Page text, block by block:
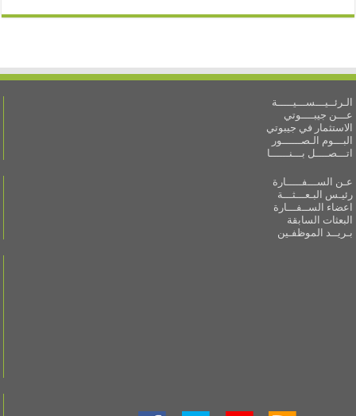
الـرئــيـــســـيـــــة
عـــن جيبــــوتي
الاستثمار في جيبوتي
البـــوم الـصــــــور
اتـــصــــل بـــنــــــا
عـن الســـفـــــارة
رئيـس البـعـــثـــة
اعضاء الســفـــارة
البعثات السابقة
بـريــد الموظفـين